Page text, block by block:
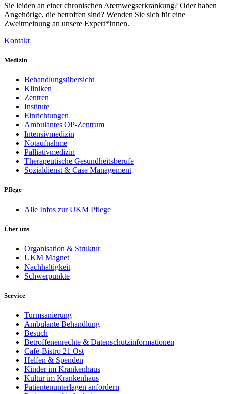
Sie leiden an einer chronischen Atemwegserkrankung? Oder haben
Angehörige, die betroffen sind? Wenden Sie sich für eine
Zweitmeinung an unsere Expert*innen.
Kontakt
Medizin
Behandlungsübersicht
Kliniken
Zentren
Institute
Einrichtungen
Ambulantes OP-Zentrum
Intensivmedizin
Notaufnahme
Palliativmedizin
Therapeutische Gesundheitsberufe
Sozialdienst & Case Management
Pflege
Alle Infos zur UKM Pflege
Über uns
Organisation & Struktur
UKM Magnet
Nachhaltigkeit
Schwerpunkte
Service
Turmsanierung
Ambulante Behandlung
Besuch
Betroffenenrechte & Datenschutzinformationen
Café-Bistro 21 Ost
Helfen & Spenden
Kinder im Krankenhaus
Kultur im Krankenhaus
Patientenunterlagen anfordern